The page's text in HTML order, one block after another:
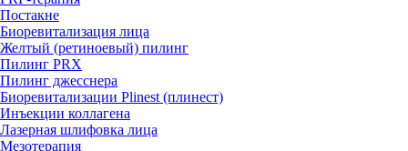
Постакне
Биоревитализация лица
Желтый (ретиноевый) пилинг
Пилинг PRX
Пилинг джесснера
Биоревитализации Plinest (плинест)
Инъекции коллагена
Лазерная шлифовка лица
Мезотерапия